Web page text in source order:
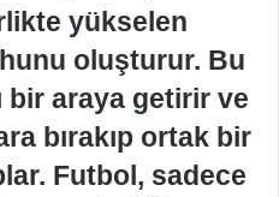
yükselen
oluşturur. Bu
bir araya getirir ve
bırakıp ortak bir
Futbol, sadece